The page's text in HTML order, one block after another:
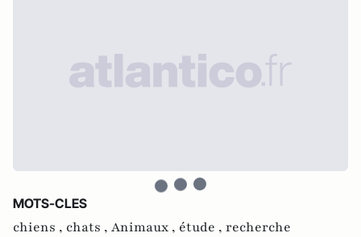
MOTS-CLES
chiens , chats , Animaux , étude , recherche